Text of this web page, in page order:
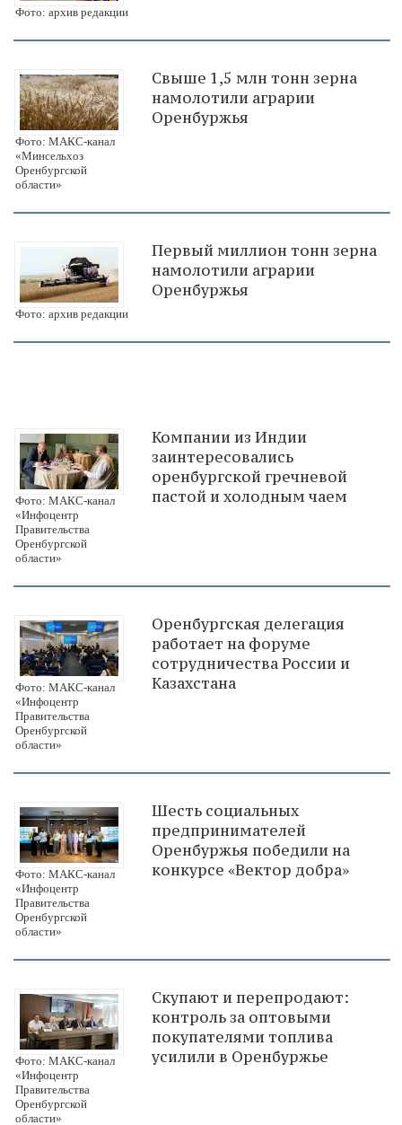
Фото: архив редакции
Фото: МАКС-канал
«Минсельхоз
Оренбургской
области»
Свыше 1,5 млн тонн зерна
намолотили аграрии
Оренбуржья
Фото: архив редакции
Первый миллион тонн зерна
намолотили аграрии
Оренбуржья
Фото: МАКС-канал
«Инфоцентр
Правительства
Оренбургской
области»
Компании из Индии
заинтересовались
оренбургской гречневой
пастой и холодным чаем
Фото: МАКС-канал
«Инфоцентр
Правительства
Оренбургской
области»
Оренбургская делегация
работает на форуме
сотрудничества России и
Казахстана
Фото: МАКС-канал
«Инфоцентр
Правительства
Оренбургской
области»
Шесть социальных
предпринимателей
Оренбуржья победили на
конкурсе «Вектор добра»
Фото: МАКС-канал
«Инфоцентр
Правительства
Оренбургской
области»
Скупают и перепродают:
контроль за оптовыми
покупателями топлива
усилили в Оренбуржье